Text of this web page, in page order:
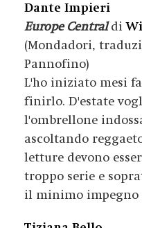
Dante Impieri
Europe Centraldi
(Mondadori,
Pannofino)
L'ho iniziato mesi
finirlo. D'estate
l'ombrellone
ascoltando
letture devono
troppo serie e
il minimo impegno